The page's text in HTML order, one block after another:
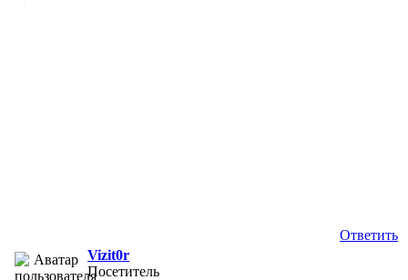
Ответить
Vizit0r
Посетитель